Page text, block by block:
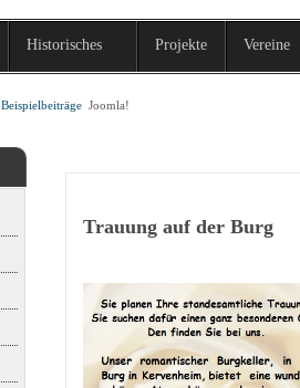
Historisches Projekte Vereine
Beispielbeiträge Joomla!
Trauung auf der Burg